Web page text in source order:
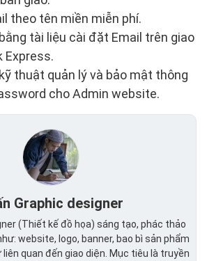
theo tên miền miễn phí.
tài liệu cài đặt Email trên giao
Express.
thuật quản lý và bảo mật thông
cho Admin website.
Graphic designer
(Thiết kế đồ họa) sáng tạo, phác thảo
website, logo, banner, bao bì sản phẩm
quan đến giao diện. Mục tiêu là truyền